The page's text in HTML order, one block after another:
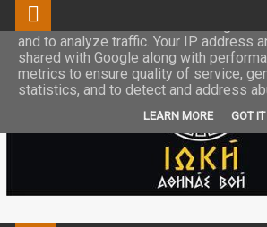
This site uses cookies from Google to
and to analyze traffic. Your IP address
shared with Google along with
metrics to ensure quality of service,
statistics, and to detect and address
LEARN MORE GOT IT